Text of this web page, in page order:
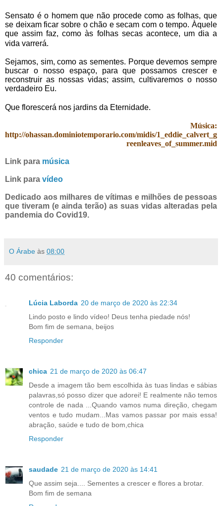
Sensato é o homem que não procede como as folhas, que
se deixam ficar sobre o chão e secam com o tempo. Àquele
que assim faz, como às folhas secas acontece, um dia a
vida varrerá.
Sejamos, sim, como as sementes. Porque devemos sempre
buscar o nosso espaço, para que possamos crescer e
reconstruir as nossas vidas; assim, cultivaremos o nosso
verdadeiro Eu.
Que florescerá nos jardins da Eternidade.
Música:
http://ohassan.dominiotemporario.com/midis/1_eddie_calvert_g
reenleaves_of_summer.mid
Link para música
Link para vídeo
Dedicado aos milhares de vítimas e milhões de pessoas
que tiveram (e ainda terão) as suas vidas alteradas pela
pandemia do Covid19.
O Árabe às 08:00
40 comentários:
Lúcia Laborda 20 de março de 2020 às 22:34
Lindo posto e lindo vídeo! Deus tenha piedade nós!
Bom fim de semana, beijos
Responder
chica 21 de março de 2020 às 06:47
Desde a imagem tão bem escolhida às tuas lindas e sábias
palavras,só posso dizer que adorei! E realmente não temos
controle de nada ...Quando vamos numa direção, chegam
ventos e tudo mudam...Mas vamos passar por mais essa!
abração, saúde e tudo de bom,chica
Responder
saudade 21 de março de 2020 às 14:41
Que assim seja.... Sementes a crescer e flores a brotar.
Bom fim de semana